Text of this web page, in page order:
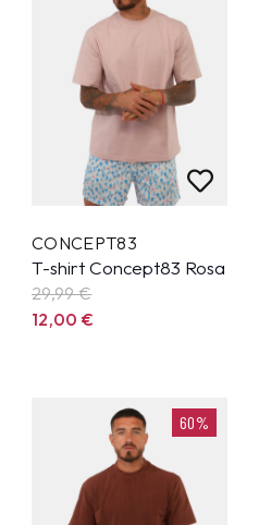
CONCEPT83
T-shirt Concept83 Rosa
29,99€
12,00€
60%